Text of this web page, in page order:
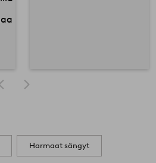
Harmaat sängyt